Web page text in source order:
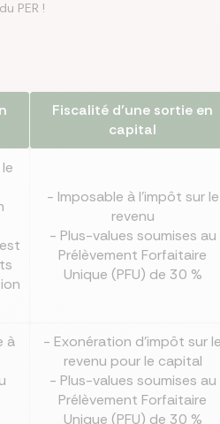
PER !
Fiscalité d’une sortie en
capital
- Imposable à l’impôt sur le
revenu
- Plus-values soumises au
Prélèvement Forfaitaire
Unique (PFU) de 30 %
à
- Exonération d’impôt sur le
revenu pour le capital
- Plus-values soumises au
Prélèvement Forfaitaire
Unique (PFU) de 30 %